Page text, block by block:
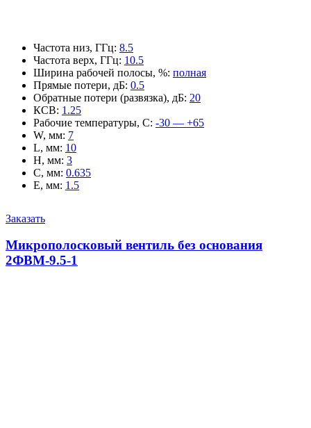
Частота низ, ГГц: 8.5
Частота верх, ГГц: 10.5
Ширина рабочей полосы, %: полная
Прямые потери, дБ: 0.5
Обратные потери (развязка), дБ: 20
КСВ: 1.25
Рабочие температуры, С: -30 — +65
W, мм: 7
L, мм: 10
H, мм: 3
C, мм: 0.635
E, мм: 1.5
Заказать
Микрополосковый вентиль без основания
2ФВМ-9.5-1